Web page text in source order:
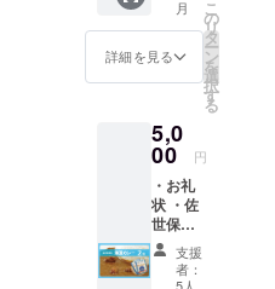
ウィッ
チ、ポ
テト…
など)×
５ ・結
書 ※チ
ケット
の有効
期限は8
月31日
迄とな
りま
す。
※「お礼
月
詳細を見る
こ
の
リ
タ
ー
ン
を
選
択
す
る
5,0
00 円
・お礼
状 ・佐
世保名
物の海
軍カ
レー×２
支援
者：
5人